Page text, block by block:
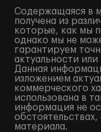
Содержащаяся в
получена из
которые, как мы
однако мы не
гарантируем
актуальности
Данная
изложением
коммерческого
использована в
информация не
обстоятельствах,
материала.